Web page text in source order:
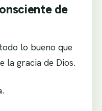
de
lo bueno que
la gracia de Dios.